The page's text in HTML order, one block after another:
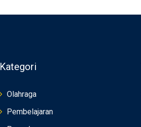
Kategori
Olahraga
Pembelajaran